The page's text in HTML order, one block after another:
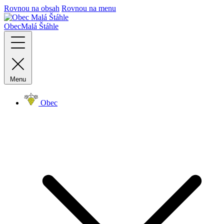
Rovnou na obsah Rovnou na menu
ObecMalá Štáhle
Menu
Obec